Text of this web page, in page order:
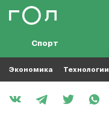
Спорт
Экономика Технологии